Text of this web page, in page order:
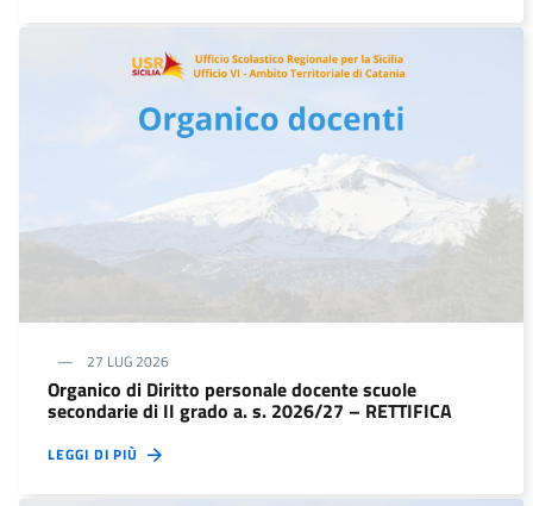
27 LUG 2026
Organico di Diritto personale docente scuole
secondarie di II grado a. s. 2026/27 – RETTIFICA
LEGGI DI PIÙ